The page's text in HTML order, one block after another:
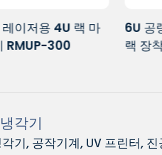
500, 19인치
냉각 정밀도
초고
마운
각기
기, 공작기계, UV 프린터,